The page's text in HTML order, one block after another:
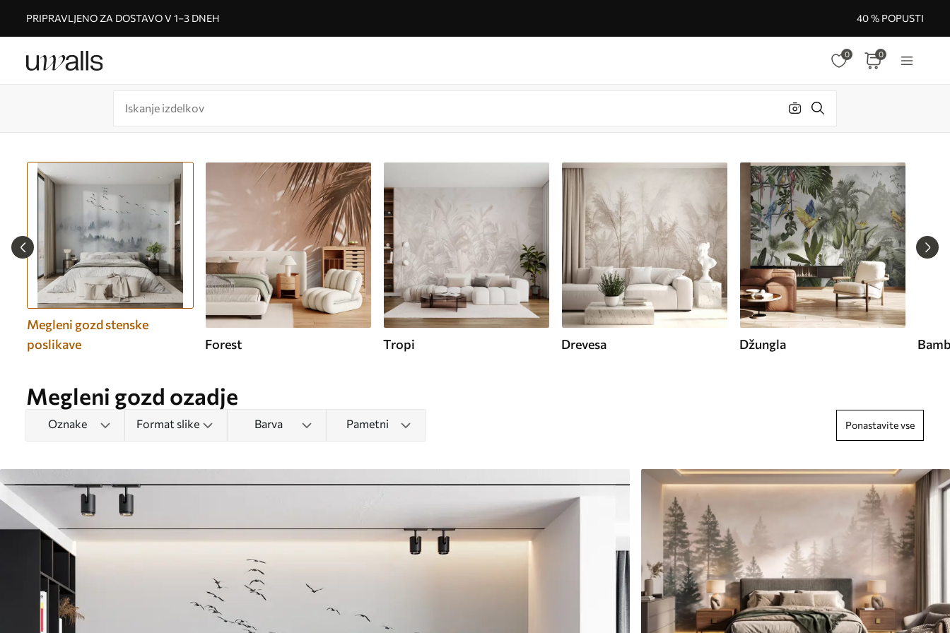
PRIPRAVLJENO ZA DOSTAVO V 1–3 DNEH 40 % POPUSTI
0 0
Megleni gozd stenske
poslikave
Forest Tropi Drevesa Džungla
Megleni gozd ozadje
Oznake Format slike Barva Pametni Ponastavite vse